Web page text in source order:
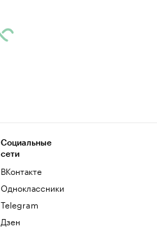
Социальные
сети
ВКонтакте
Одноклассники
Telegram
Дзен